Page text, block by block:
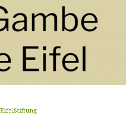
EifelStiftung